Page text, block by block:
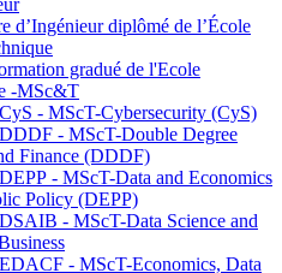
d’Ingénieur diplômé de l’École
gradué de l'Ecole
-MSc&T
- MScT-Cybersecurity (CyS)
- MScT-Double Degree
Finance (DDDF)
- MScT-Data and Economics
Policy (DEPP)
- MScT-Data Science and
- MScT-Economics, Data